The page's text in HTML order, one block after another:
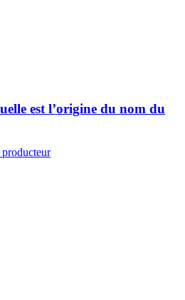
est l’origine du nom du